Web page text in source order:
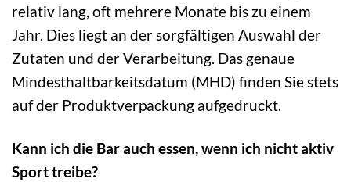
relativ lang, oft mehrere Monate bis zu einem
Jahr. Dies liegt an der sorgfältigen Auswahl der
Zutaten und der Verarbeitung. Das genaue
Mindesthaltbarkeitsdatum (MHD) finden Sie stets
auf der Produktverpackung aufgedruckt.
Kann ich die Bar auch essen, wenn ich nicht aktiv
Sport treibe?